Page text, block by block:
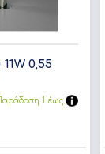
0,55
1 έως